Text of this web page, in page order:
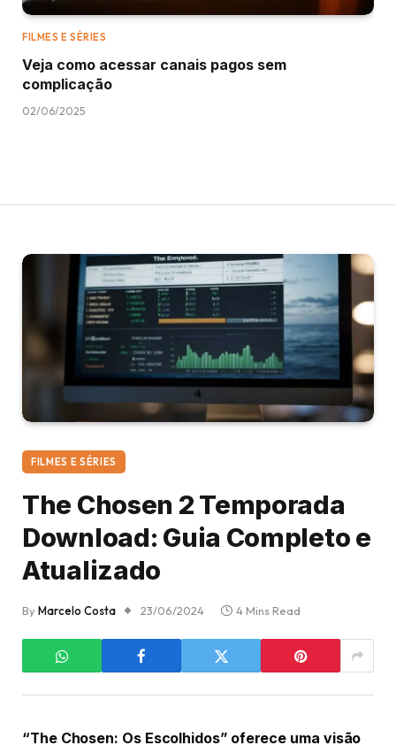
FILMES E SÉRIES
Veja como acessar canais pagos sem
complicação
02/06/2025
FILMES E SÉRIES
The Chosen 2 Temporada
Download: Guia Completo e
Atualizado
ByMarcelo Costa 23/06/2024 4 Mins Read
“The Chosen: Os Escolhidos” oferece uma visão